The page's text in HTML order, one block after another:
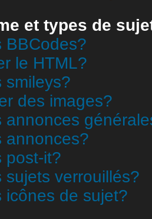
et types de
BBCodes?
le HTML?
smileys?
des images?
annonces
annonces?
post-it?
sujets verrouillés?
icônes de sujet?